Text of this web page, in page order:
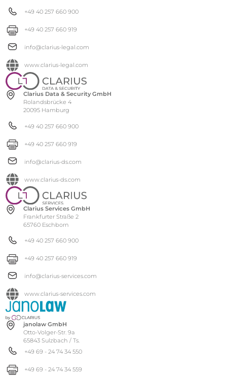
+49 40 257 660 900
+49 40 257 660 919
info@clarius-legal.com
www.clarius-legal.com
Clarius Data & Security GmbH
Rolandsbrücke 4
20095 Hamburg
+49 40 257 660 900
+49 40 257 660 919
info@clarius-ds.com
www.clarius-ds.com
Clarius Services GmbH
Frankfurter Straße 2
65760 Eschborn
+49 40 257 660 900
+49 40 257 660 919
info@clarius-services.com
www.clarius-services.com
janolaw GmbH
Otto-Volger-Str. 9a
65843 Sulzbach / Ts.
+49 69 - 24 74 34 550
+49 69 - 24 74 34 559